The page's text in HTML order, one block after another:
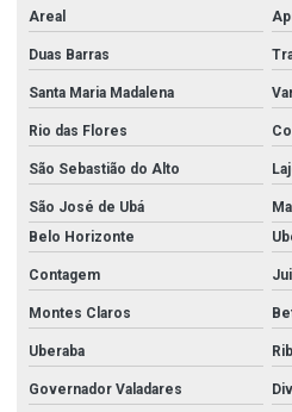
Areal
Duas Barras
Santa Maria Madalena
Rio das Flores
São Sebastião do Alto
São José de Ubá
Belo Horizonte
Contagem
Montes Claros
Uberaba
Governador Valadares